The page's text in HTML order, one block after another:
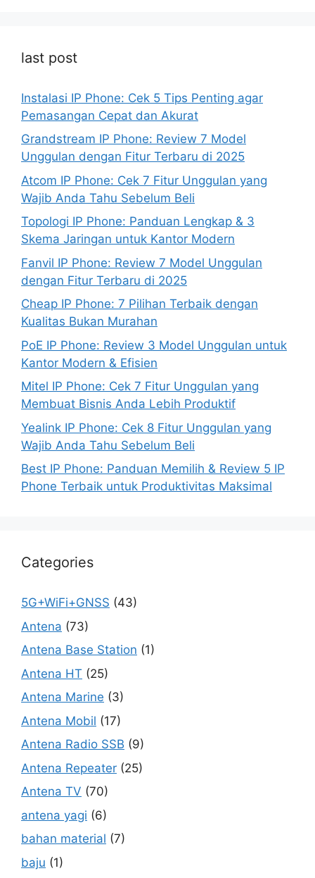
last post
Instalasi IP Phone: Cek 5 Tips Penting agar
Pemasangan Cepat dan Akurat
Grandstream IP Phone: Review 7 Model
Unggulan dengan Fitur Terbaru di 2025
Atcom IP Phone: Cek 7 Fitur Unggulan yang
Wajib Anda Tahu Sebelum Beli
Topologi IP Phone: Panduan Lengkap & 3
Skema Jaringan untuk Kantor Modern
Fanvil IP Phone: Review 7 Model Unggulan
dengan Fitur Terbaru di 2025
Cheap IP Phone: 7 Pilihan Terbaik dengan
Kualitas Bukan Murahan
PoE IP Phone: Review 3 Model Unggulan untuk
Kantor Modern & Efisien
Mitel IP Phone: Cek 7 Fitur Unggulan yang
Membuat Bisnis Anda Lebih Produktif
Yealink IP Phone: Cek 8 Fitur Unggulan yang
Wajib Anda Tahu Sebelum Beli
Best IP Phone: Panduan Memilih & Review 5 IP
Phone Terbaik untuk Produktivitas Maksimal
Categories
5G+WiFi+GNSS (43)
Antena (73)
Antena Base Station (1)
Antena HT (25)
Antena Marine (3)
Antena Mobil (17)
Antena Radio SSB (9)
Antena Repeater (25)
Antena TV (70)
antena yagi (6)
bahan material (7)
baju (1)